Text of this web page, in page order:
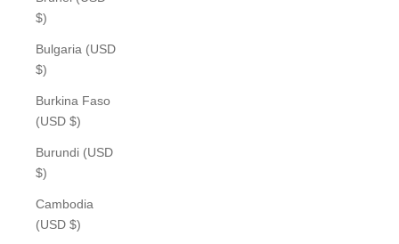
$)
Bulgaria (USD
$)
Burkina Faso
(USD $)
Burundi (USD
$)
Cambodia
(USD $)